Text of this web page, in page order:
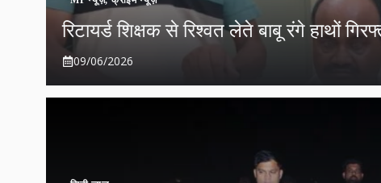
रिटायर्ड शिक्षक से रिश्वत लेते बाबू रंगे हाथों
09/06/2026